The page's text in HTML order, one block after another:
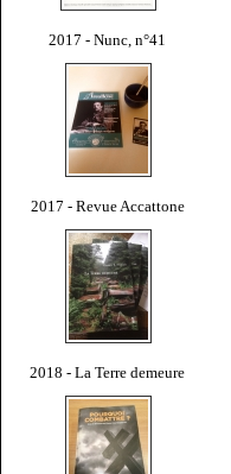
2017 - Nunc, n°41
2017 - Revue Accattone
2018 - La Terre demeure